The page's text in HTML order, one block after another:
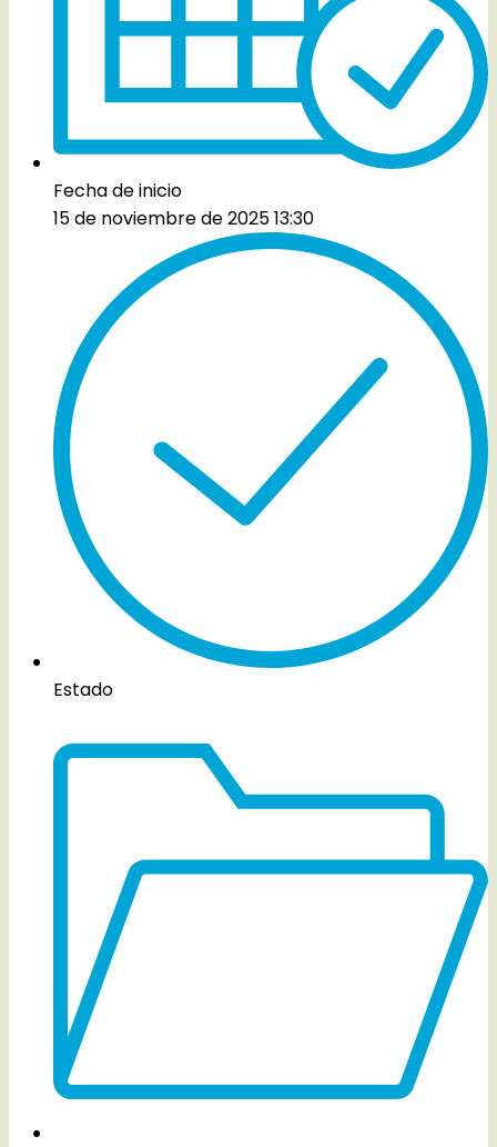
Fecha de inicio
15 de noviembre de 2025 13:30
Estado